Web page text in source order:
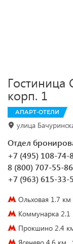
Гостиница
корп. 1
АПАРТ-ОТЕЛИ
улица
Отдел
+7 (495) 108-74-
8 (800) 707-55-86
+7 (963) 615-33-
Ольховая 1.7 км
Коммунарка 2.1
Прокшино 2.4